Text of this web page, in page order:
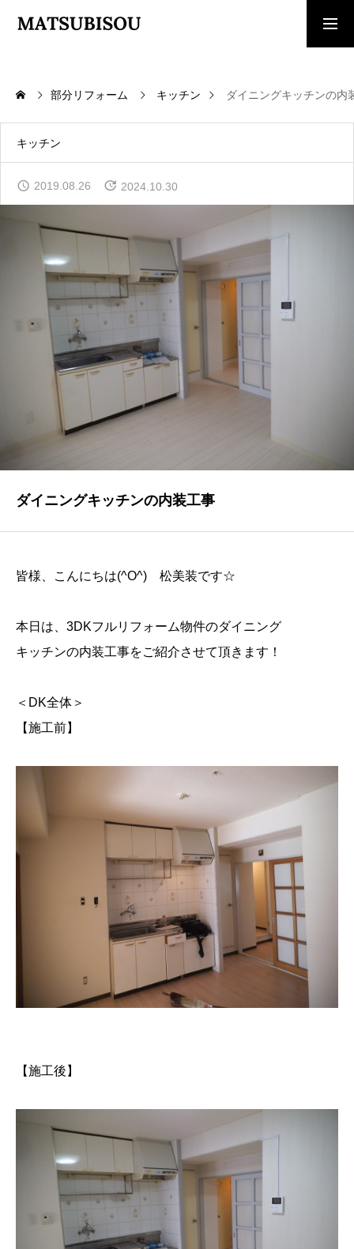
トップページ
WORKS
COMPANY
会社概要
CONTACT
お問い合わせ
NEWS
最新情報
Q&A
ENTRY
PRIVACY POLICY
個人情報保護方針
部分リフォーム キッチン ダイニングキッチンの内
キッチン
2019.08.26 2024.10.30
ダイニングキッチンの内装工事
皆様、こんにちは(^O^) 松美装です☆
本日は、3DKフルリフォーム物件のダイニング
キッチンの内装工事をご紹介させて頂きます！
＜DK全体＞
【施工前】
【施工後】